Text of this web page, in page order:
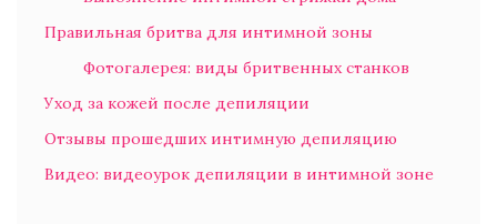
Правильная бритва для интимной зоны
Фотогалерея: виды бритвенных станков
Уход за кожей после депиляции
Отзывы прошедших интимную депиляцию
Видео: видеоурок депиляции в интимной зоне